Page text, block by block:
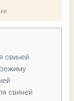
свиней
свиней